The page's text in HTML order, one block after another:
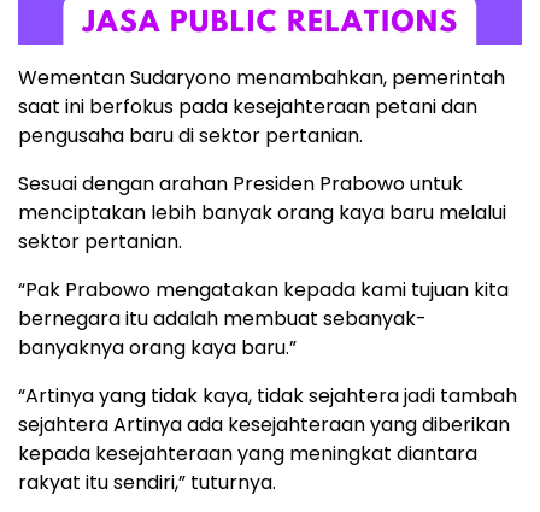
Wementan Sudaryono menambahkan, pemerintah
saat ini berfokus pada kesejahteraan petani dan
pengusaha baru di sektor pertanian.
Sesuai dengan arahan Presiden Prabowo untuk
menciptakan lebih banyak orang kaya baru melalui
sektor pertanian.
“Pak Prabowo mengatakan kepada kami tujuan kita
bernegara itu adalah membuat sebanyak-
banyaknya orang kaya baru.”
“Artinya yang tidak kaya, tidak sejahtera jadi tambah
sejahtera Artinya ada kesejahteraan yang diberikan
kepada kesejahteraan yang meningkat diantara
rakyat itu sendiri,” tuturnya.